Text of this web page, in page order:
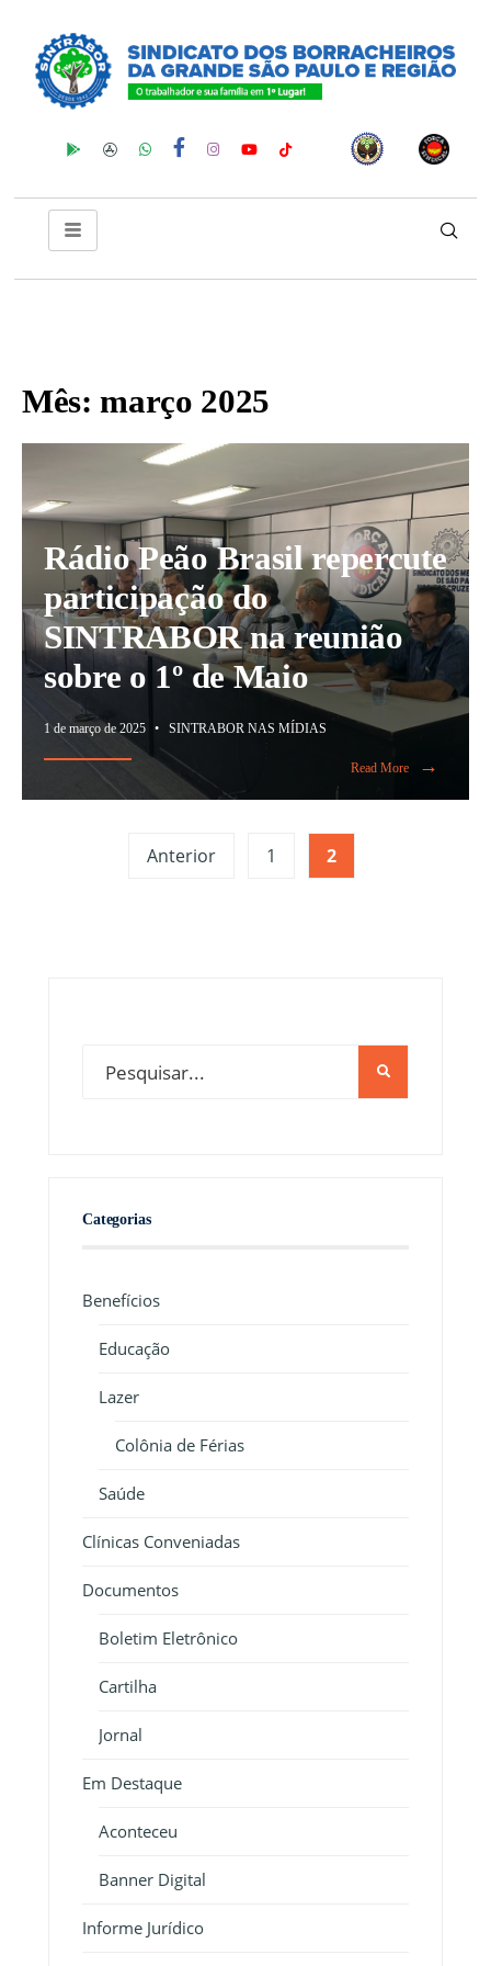
Mês:março 2025
Rádio Peão Brasil repercute
participação do
SINTRABOR na reunião
sobre o 1º de Maio
1 de março de 2025 • SINTRABOR NAS MÍDIAS
Read More →
Anterior 1 2
Categorias
Benefícios
Educação
Lazer
Colônia de Férias
Saúde
Clínicas Conveniadas
Documentos
Boletim Eletrônico
Cartilha
Jornal
Em Destaque
Aconteceu
Banner Digital
Informe Jurídico